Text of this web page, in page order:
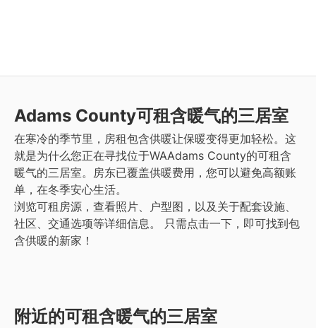
Adams County可租含暖气的三居室
在寒冷的季节里，房租包含供暖让保暖变得更加轻松。这
就是为什么您正在寻找位于WAAdams County的可租含
暖气的三居室。房东已覆盖供暖费用，您可以避免高额账
单，在冬季安心生活。
浏览可租房源，查看照片、户型图，以及关于配套设施、
社区、交通选项等详细信息。
只需点击一下，即可找到包
含供暖的新家！
附近的可租含暖气的三居室